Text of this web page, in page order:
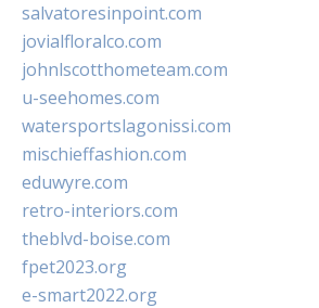
salvatoresinpoint.com
jovialfloralco.com
johnlscotthometeam.com
u-seehomes.com
watersportslagonissi.com
mischieffashion.com
eduwyre.com
retro-interiors.com
theblvd-boise.com
fpet2023.org
e-smart2022.org